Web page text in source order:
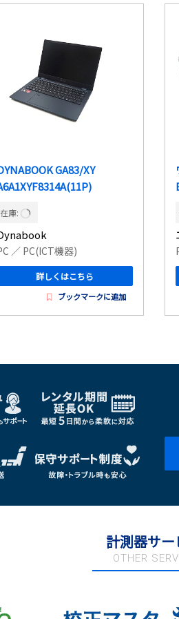
GA83/XY
在庫:
／ PC(ICT機器)
詳しくはこちら
ブックマークに追加
計測器サー
OTHER